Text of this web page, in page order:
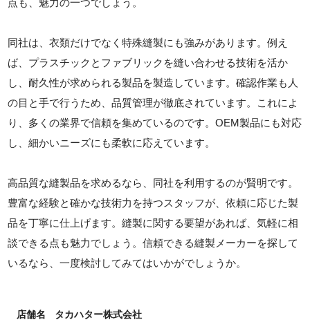
点も、魅力の一つでしょう。
同社は、衣類だけでなく特殊縫製にも強みがあります。例え
ば、プラスチックとファブリックを縫い合わせる技術を活か
し、耐久性が求められる製品を製造しています。確認作業も人
の目と手で行うため、品質管理が徹底されています。これによ
り、多くの業界で信頼を集めているのです。OEM製品にも対応
し、細かいニーズにも柔軟に応えています。
高品質な縫製品を求めるなら、同社を利用するのが賢明です。
豊富な経験と確かな技術力を持つスタッフが、依頼に応じた製
品を丁寧に仕上げます。縫製に関する要望があれば、気軽に相
談できる点も魅力でしょう。信頼できる縫製メーカーを探して
いるなら、一度検討してみてはいかがでしょうか。
店舗名 タカハター株式会社